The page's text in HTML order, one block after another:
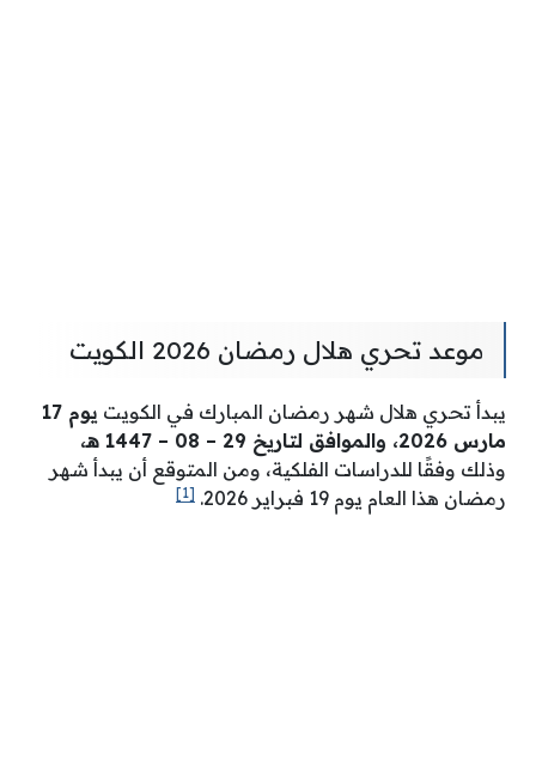
موعد تحري هلال رمضان 2026 الكويت
يبدأ تحري هلال شهر رمضان المبارك في الكويت
يوم 17
مارس 2026
، والموافق لتاريخ 29 – 08 – 1447 هـ،
وذلك وفقًا للدراسات الفلكية، ومن المتوقع أن يبدأ شهر
رمضان هذا العام يوم 19 فبراير 2026.
[1]